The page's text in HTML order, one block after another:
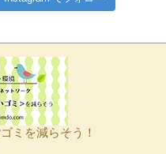
ミを減らそう！